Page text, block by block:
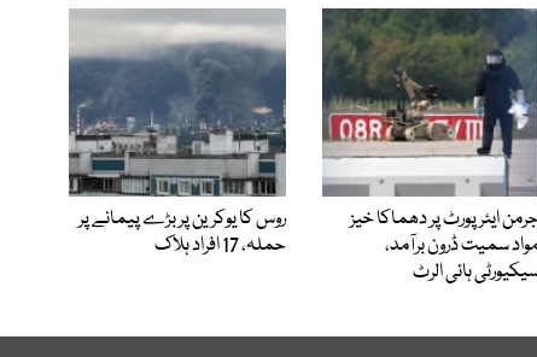
ایئرپورٹ پر دھماکا خیز
سمیت ڈرون برآمد،
ہائی الرٹ
روس کا یوکرین پر بڑے پیمانے پر
حملہ، 17 افراد ہلاک